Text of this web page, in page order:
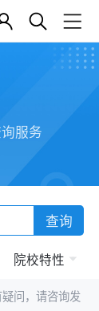
服务
查询
院校特性
问，请咨询发